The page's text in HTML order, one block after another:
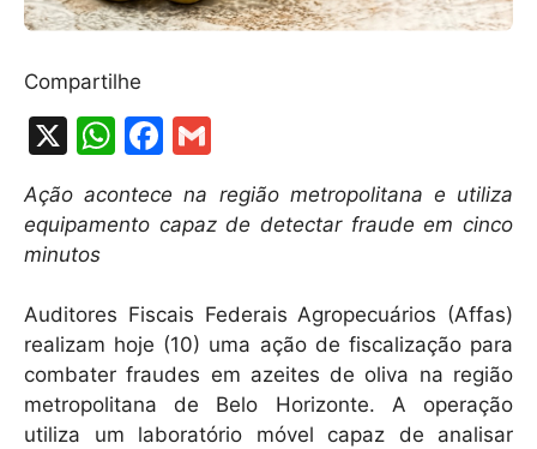
Compartilhe
X
W
at
p
p
F
c
e
o
o
k
ai
Ação acontece na região metropolitana e utiliza
equipamento capaz de detectar fraude em cinco
minutos
Auditores Fiscais Federais Agropecuários (Affas)
realizam hoje (10) uma ação de fiscalização para
combater fraudes em azeites de oliva na região
metropolitana de Belo Horizonte. A operação
utiliza um laboratório móvel capaz de analisar